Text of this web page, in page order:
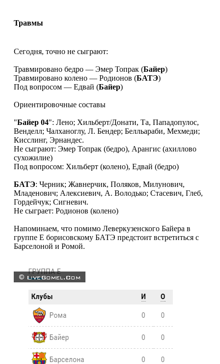
Травмы
Сегодня, точно не сыграют:
Травмировано бедро — Эмер Топрак (Байер)
Травмировано колено — Родионов (БАТЭ)
Под вопросом — Едвай (Байер)
Ориентировочные составы
"Байер 04": Лено; Хильберт/Донати, Та, Пападопулос,
Венделл; Чалханоглу, Л. Бендер; Белльараби, Мехмеди;
Кисслинг, Эрнандес.
Не сыграют: Эмер Топрак (бедро), Арангис (ахиллово
сухожилие)
Под вопросом: Хильберт (колено), Едвай (бедро)
БАТЭ: Черник; Жавнерчик, Поляков, Милунович,
Младенович; Алексиевич, А. Володько; Стасевич, Глеб,
Гордейчук; Сигневич.
Не сыграет: Родионов (колено)
Напоминаем, что помимо Леверкузенского Байера в
группе E борисовскому БАТЭ предстоит встретиться с
Барселоной и Ромой.